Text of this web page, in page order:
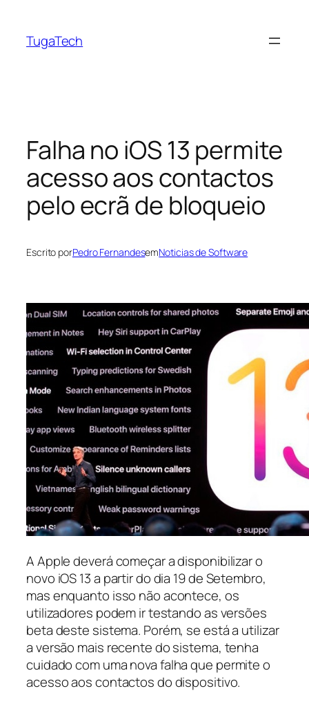
TugaTech
Falha no iOS 13 permite
acesso aos contactos
pelo ecrã de bloqueio
Escrito porPedro FernandesemNoticias de Software
A Apple deverá começar a disponibilizar o
novo iOS 13 a partir do dia 19 de Setembro,
mas enquanto isso não acontece, os
utilizadores podem ir testando as versões
beta deste sistema. Porém, se está a utilizar
a versão mais recente do sistema, tenha
cuidado com uma nova falha que permite o
acesso aos contactos do dispositivo.